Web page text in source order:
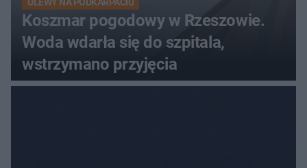
Koszmar pogodowy w Rzeszowie.
Woda wdarła się do szpitala,
wstrzymano przyjęcia